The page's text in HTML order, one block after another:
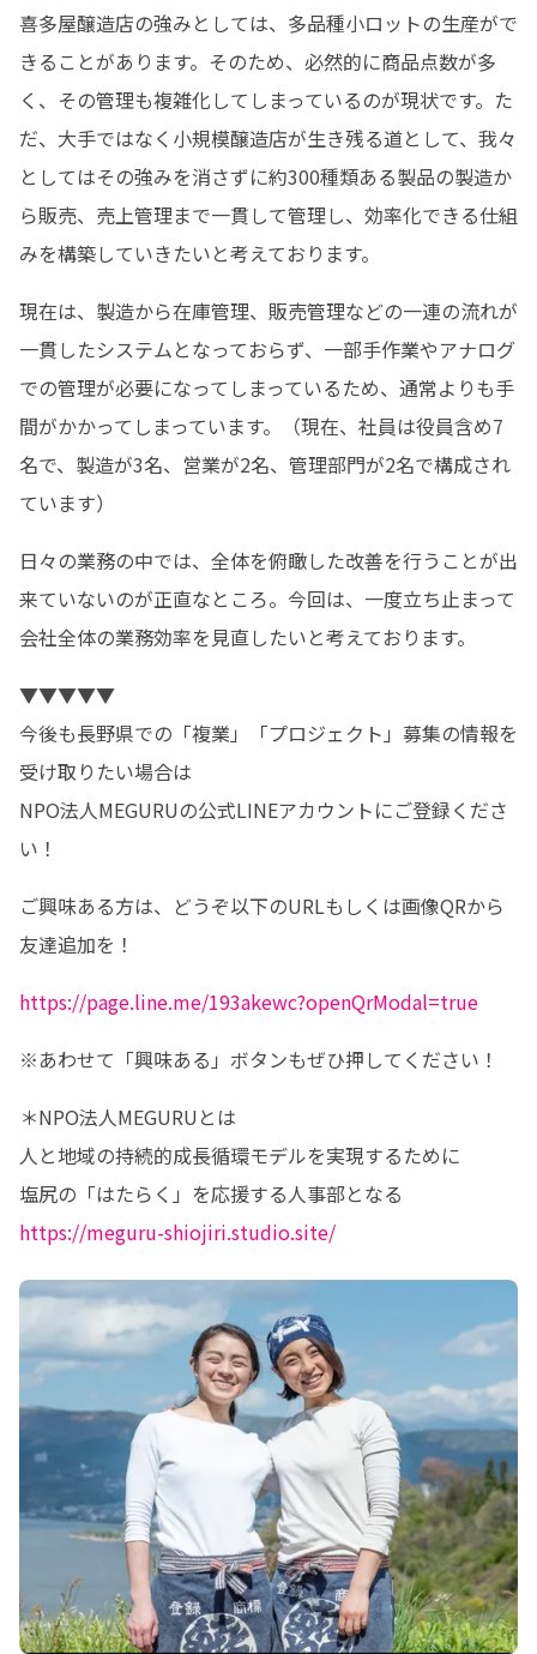
喜多屋醸造店の強みとしては、多品種小ロットの生産がで
きることがあります。そのため、必然的に商品点数が多
く、その管理も複雑化してしまっているのが現状です。た
だ、大手ではなく小規模醸造店が生き残る道として、我々
としてはその強みを消さずに約300種類ある製品の製造か
ら販売、売上管理まで一貫して管理し、効率化できる仕組
みを構築していきたいと考えております。
現在は、製造から在庫管理、販売管理などの一連の流れが
一貫したシステムとなっておらず、一部手作業やアナログ
での管理が必要になってしまっているため、通常よりも手
間がかかってしまっています。（現在、社員は役員含め7
名で、製造が3名、営業が2名、管理部門が2名で構成され
ています）
日々の業務の中では、全体を俯瞰した改善を行うことが出
来ていないのが正直なところ。今回は、一度立ち止まって
会社全体の業務効率を見直したいと考えております。
▼▼▼▼▼
今後も長野県での「複業」「プロジェクト」募集の情報を
受け取りたい場合は
NPO法人MEGURUの公式LINEアカウントにご登録くださ
い！
ご興味ある方は、どうぞ以下のURLもしくは画像QRから
友達追加を！
https://page.line.me/193akewc?openQrModal=true
※あわせて「興味ある」ボタンもぜひ押してください！
＊NPO法人MEGURUとは
人と地域の持続的成長循環モデルを実現するために
https://meguru-shiojiri.studio.site/